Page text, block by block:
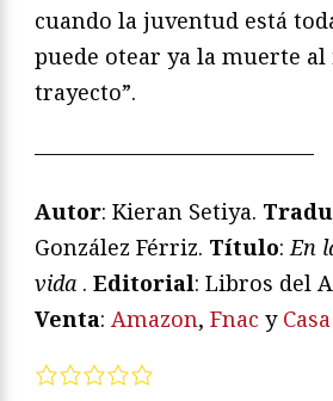
cuando la juventud está
puede otear ya la muerte
trayecto”.
—————————————
Autor: Kieran Setiya.
González Férriz. Título:En
vida . Editorial: Libros del
Venta: Amazon, Fnac y